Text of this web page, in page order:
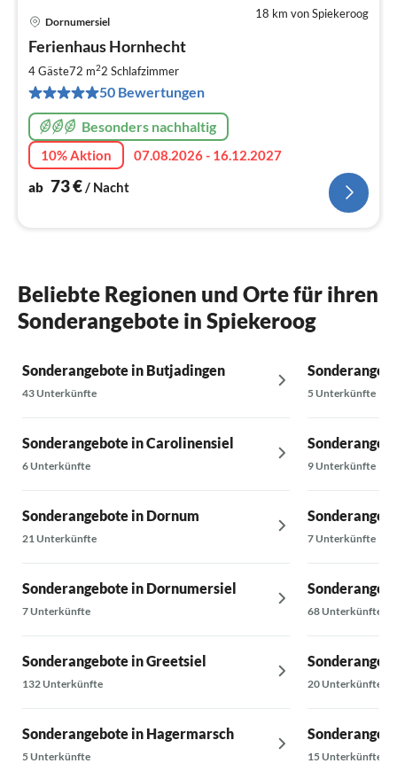
18 km von Spiekeroog
Dornumersiel
Ferienhaus Hornhecht
4 Gäste72 m22 Schlafzimmer
50 Bewertungen
Besonders nachhaltig
10% Aktion
07.08.2026 - 16.12.2027
ab 73€/ Nacht
Beliebte Regionen und Orte für ihren
Sonderangebote in Spiekeroog
Sonderangebote in Butjadingen
43 Unterkünfte
Sonderangebote in Carolinensiel
6 Unterkünfte
Sonderangebote in Dornum
21 Unterkünfte
Sonderangebote in Dornumersiel
7 Unterkünfte
Sonderangebote in Greetsiel
132 Unterkünfte
Sonderangebote in Hagermarsch
5 Unterkünfte
5 Unterkünfte
9 Unterkünfte
7 Unterkünfte
68 Unterkünfte
20 Unterkünfte
15 Unterkünfte